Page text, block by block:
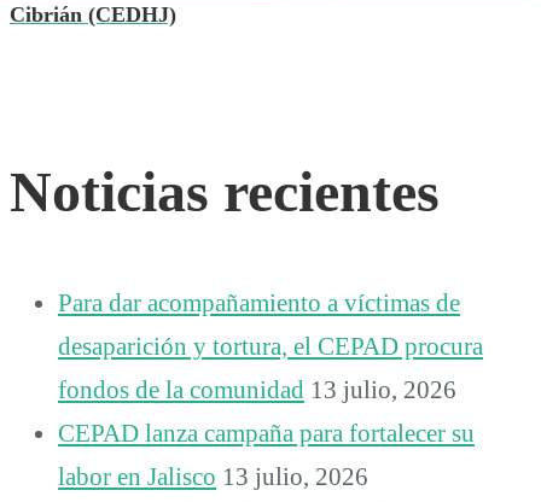
Cibrián (CEDHJ)
Noticias recientes
Para dar acompañamiento a víctimas de
desaparición y tortura, el CEPAD procura
fondos de la comunidad 13 julio, 2026
CEPAD lanza campaña para fortalecer su
labor en Jalisco 13 julio, 2026